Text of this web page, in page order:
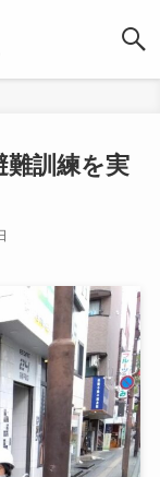
難訓練を実